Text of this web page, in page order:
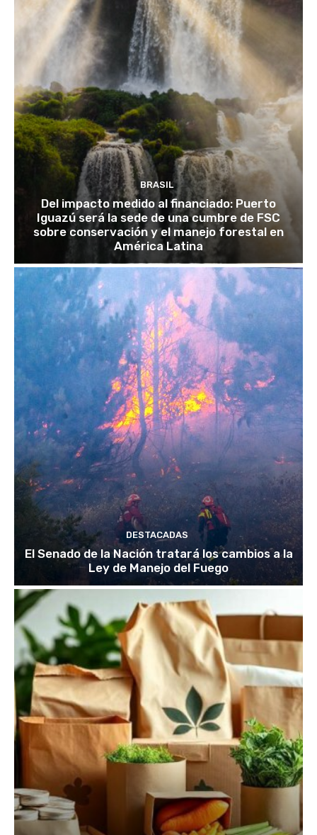
BRASIL
Del impacto medido al financiado: Puerto
Iguazú será la sede de una cumbre de FSC
sobre conservación y el manejo forestal en
América Latina
DESTACADAS
El Senado de la Nación tratará los cambios a la
Ley de Manejo del Fuego